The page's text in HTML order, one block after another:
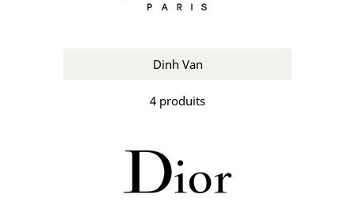
Dinh Van
4 produits